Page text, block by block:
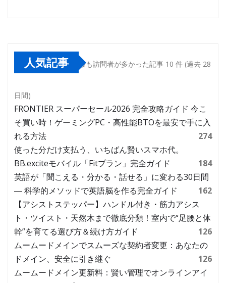
人気記事 最も訪問者が多かった記事 10 件 (過去 28
日間)
FRONTIER スーパーセール2026 完全攻略ガイド 今こ
そ買い時！ゲーミングPC・高性能BTOを最安で手に入
れる方法
274
使った分だけ支払う、いちばん賢いスマホ代。
BB.exciteモバイル「Fitプラン」完全ガイド
184
英語が「聞こえる・分かる・話せる」に変わる30日間
― 科学的メソッドで英語脳を作る完全ガイド
162
【アシストステッパー】ハンドル付き・筋力アシス
ト・ツイスト・天然木まで徹底分類！室内で“足腰と体
幹”を育てる選び方＆続け方ガイド
126
ムームードメインでスムーズな契約者変更：あなたの
ドメイン、安全に引き継ぐ
126
ムームードメイン更新料：賢い管理でオンラインアイ